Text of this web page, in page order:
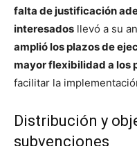
falta de justificación
interesados llevó a su
amplió los plazos de
mayor flexibilidad a los
facilitar la
Distribución y
subvenciones